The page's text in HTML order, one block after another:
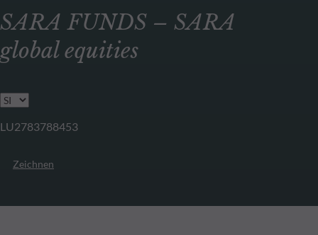
SARA FUNDS – SARA
global equities
LU2783788453
Zeichnen